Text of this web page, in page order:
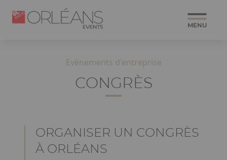
Paragraphes
Image
Image
MENU
Evénements d'entreprise
CONGRÈS
StructureCkeditor
ORGANISER UN CONGRÈS
À ORLÉANS
Panneau de gestion des cookies